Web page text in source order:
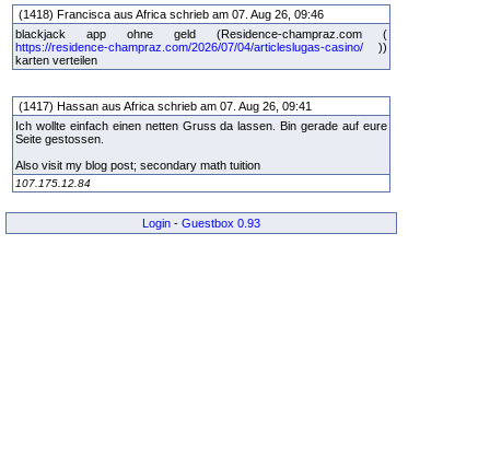
(1418) Francisca aus Africa schrieb am 07. Aug 26, 09:46
blackjack app ohne geld (Residence-champraz.com (
https://residence-champraz.com/2026/07/04/articleslugas-casino/ ))
karten verteilen
(1417) Hassan aus Africa schrieb am 07. Aug 26, 09:41
Ich wollte einfach einen netten Gruss da lassen. Bin gerade auf eure
Seite gestossen.
Also visit my blog post; secondary math tuition
107.175.12.84
Login - Guestbox 0.93